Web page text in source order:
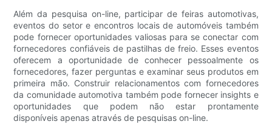
Além da pesquisa on-line, participar de feiras automotivas,
eventos do setor e encontros locais de automóveis também
pode fornecer oportunidades valiosas para se conectar com
fornecedores confiáveis ​​de pastilhas de freio. Esses eventos
oferecem a oportunidade de conhecer pessoalmente os
fornecedores, fazer perguntas e examinar seus produtos em
primeira mão. Construir relacionamentos com fornecedores
da comunidade automotiva também pode fornecer insights e
oportunidades que podem não estar prontamente
disponíveis apenas através de pesquisas on-line.